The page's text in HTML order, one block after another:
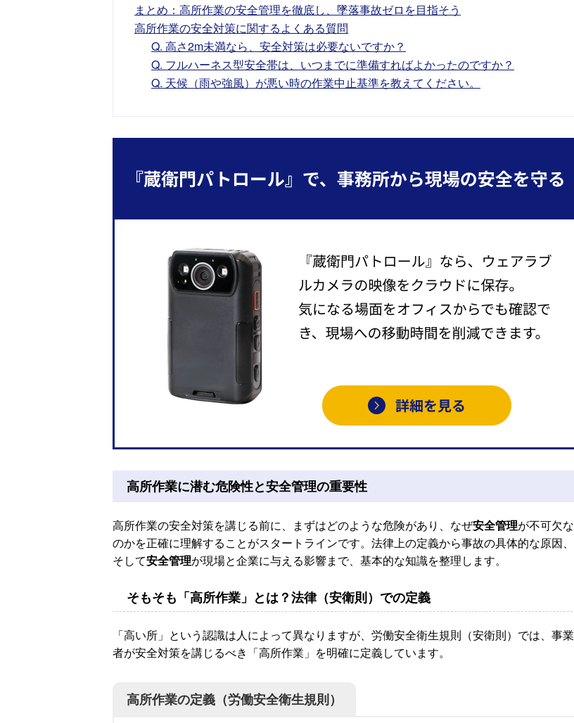
まとめ：高所作業の安全管理を徹底し、墜落事故ゼロを目指そう
高所作業の安全対策に関するよくある質問
Q. 高さ2m未満なら、安全対策は必要ないですか？
Q. フルハーネス型安全帯は、いつまでに準備すればよかったのですか？
Q. 天候（雨や強風）が悪い時の作業中止基準を教えてください。
高所作業に潜む危険性と安全管理の重要性
高所作業の安全対策を講じる前に、まずはどのような危険があり、なぜ安全管理が不可欠な
のかを正確に理解することがスタートラインです。法律上の定義から事故の具体的な原因、
そして安全管理が現場と企業に与える影響まで、基本的な知識を整理します。
そもそも「高所作業」とは？法律（安衛則）での定義
「高い所」という認識は人によって異なりますが、労働安全衛生規則（安衛則）では、事業
者が安全対策を講じるべき「高所作業」を明確に定義しています。
高所作業の定義（労働安全衛生規則）